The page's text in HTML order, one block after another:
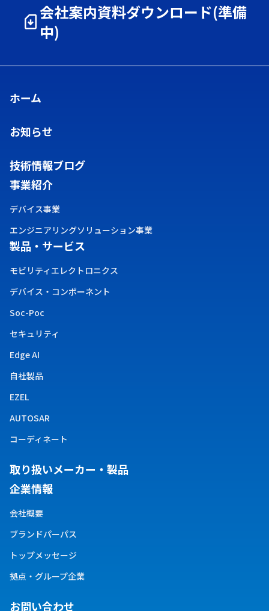
会社案内資料ダウンロード(準備
中)
ホーム
お知らせ
技術情報ブログ
事業紹介
デバイス事業
エンジニアリングソリューション事業
製品・サービス
モビリティエレクトロニクス
デバイス・コンポーネント
Soc-Poc
セキュリティ
Edge AI
自社製品
EZEL
AUTOSAR
コーディネート
取り扱い​メーカー・製品
企業情報
会社概要
ブランドパーパス
トップメッセージ
拠点・グループ企業
お問い合わせ